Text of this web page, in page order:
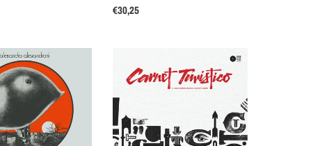
Regular
€30,25
turistico